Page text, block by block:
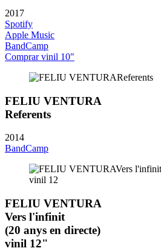
2017
Spotify
Apple Music
BandCamp
Comprar vinil 10"
FELIU VENTURA
Referents
2014
BandCamp
FELIU VENTURA
Vers l'infinit
(20 anys en directe)
vinil 12"